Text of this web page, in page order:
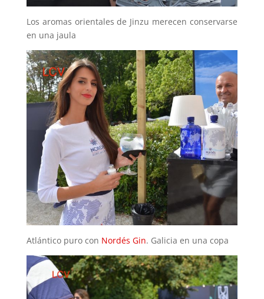
Los aromas orientales de Jinzu merecen conservarse
en una jaula
Atlántico puro con Nordés Gin. Galicia en una copa